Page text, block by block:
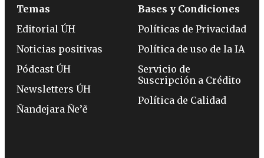
Temas
Editorial ÚH
Noticias positivas
Pódcast ÚH
Newsletters ÚH
Ñandejara Ñe’ẽ
Bases y Condiciones
Políticas de Privacidad
Política de uso de la IA
Servicio de
Suscripción a Crédito
Política de Calidad